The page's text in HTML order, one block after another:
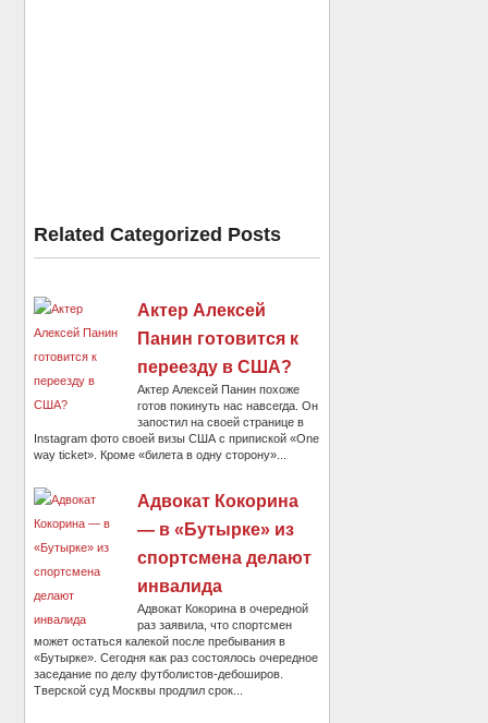
Related Categorized Posts
Актер Алексей
Панин готовится к
переезду в США?
Актер Алексей Панин похоже
готов покинуть нас навсегда. Он
запостил на своей странице в
Instagram фото своей визы США с припиской «One
way ticket». Кроме «билета в одну сторону»...
Адвокат Кокорина
— в «Бутырке» из
спортсмена делают
инвалида
Адвокат Кокорина в очередной
раз заявила, что спортсмен
может остаться калекой после пребывания в
«Бутырке». Сегодня как раз состоялось очередное
заседание по делу футболистов-дебоширов.
Тверской суд Москвы продлил срок...